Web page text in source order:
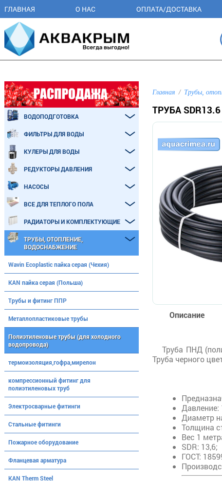
ГЛАВНАЯ О НАС ОПЛАТА/ДОСТАВКА
Главная Трубы,
ТРУБА
Описание
Труба ПНД
Труба черного
Давление:
Диаметр
Толщина
Вес 1
SDR: 13,6;
ГОСТ:
ВОДОПОДГОТОВКА
ФИЛЬТРЫ ДЛЯ ВОДЫ
КУЛЕРЫ ДЛЯ ВОДЫ
РЕДУКТОРЫ ДАВЛЕНИЯ
НАСОСЫ
ВСЕ ДЛЯ ТЕПЛОГО ПОЛА
РАДИАТОРЫ И КОМПЛЕКТУЮЩИЕ
ТРУБЫ, ОТОПЛЕНИЕ,
ВОДОСНАБЖЕНИЕ
Wavin Ecoplastic пайка серая (Чехия)
KAN пайка серая (Польша)
Трубы и фитинг ППР
Металлопластиковые трубы
Полиэтиленовые трубы (для холодного
водопровода)
термоизоляция,гофра,мирелон
компрессионный фитинг для
полиэтиленовых труб
Электросварные фитинги
Стальные фитинги
Пожарное оборудование
Фланцевая арматура
KAN Therm Steel